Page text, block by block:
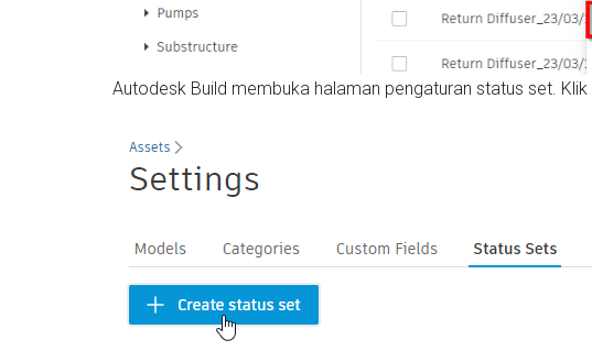
Autodesk Build membuka halaman pengaturan status set. Klik